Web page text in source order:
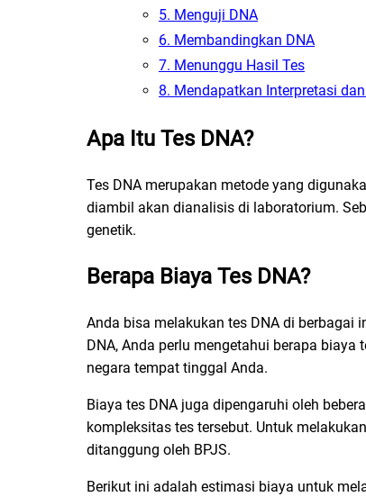
5. Menguji DNA
6. Membandingkan DNA
7. Menunggu Hasil Tes
8. Mendapatkan Interpretasi
Apa Itu Tes DNA?
Tes DNA merupakan metode yang
diambil akan dianalisis di laboratorium.
genetik.
Berapa Biaya Tes DNA?
Anda bisa melakukan tes DNA di berbagai
DNA, Anda perlu mengetahui berapa biaya
negara tempat tinggal Anda.
Biaya tes DNA juga dipengaruhi oleh
kompleksitas tes tersebut. Untuk
ditanggung oleh BPJS.
Berikut ini adalah estimasi biaya untuk